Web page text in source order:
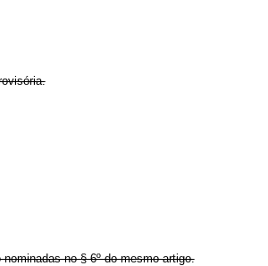
no § 6º do mesmo artigo.